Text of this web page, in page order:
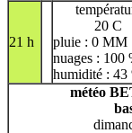
21 h
20 C
pluie : 0 MM
nuages : 100
humidité : 43
météo